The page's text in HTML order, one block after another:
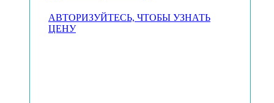
АВТОРИЗУЙТЕСЬ, ЧТОБЫ УЗНАТЬ
ЦЕНУ